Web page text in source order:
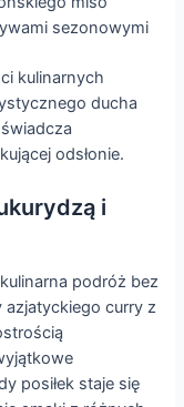
sezonowymi
kulinarnych
ducha
odsłonie.
i
podróż bez
curry z
posiłek staje się